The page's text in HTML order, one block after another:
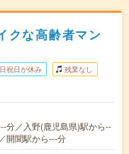
クな高齢者マン
祝日が休み 残業なし
分／入野(鹿児島県)駅から--
開聞駅から---分